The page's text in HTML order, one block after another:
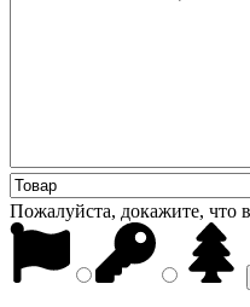
Пожалуйста, докажите, что